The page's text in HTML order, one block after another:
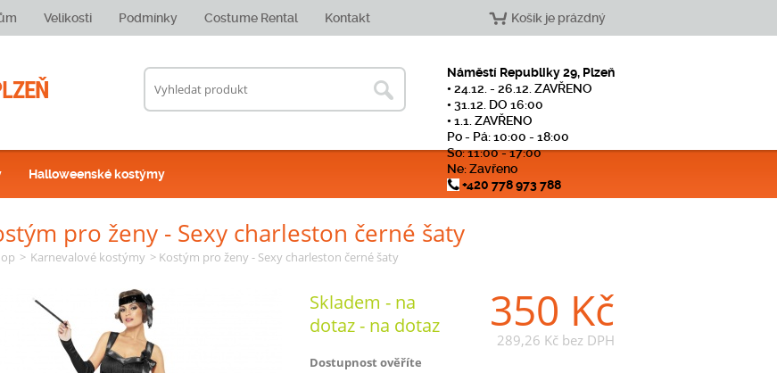
Velikosti Podmínky Costume Rental Kontakt Košík je prázdný
Náměstí Republiky 29, Plzeň
• 24.12. - 26.12. ZAVŘENO
• 31.12. DO 16:00
• 1.1. ZAVŘENO
Po - Pá: 10:00 - 18:00
So: 11:00 - 17:00
Ne: Zavřeno
+420 778 973 788
Halloweenské kostýmy
pro ženy - Sexy charleston černé šaty
> Karnevalové kostýmy > Kostým pro ženy - Sexy charleston černé šaty
350 Kč
289,26 Kč bez DPH
Skladem - na
dotaz - na dotaz
Dostupnost ověříte